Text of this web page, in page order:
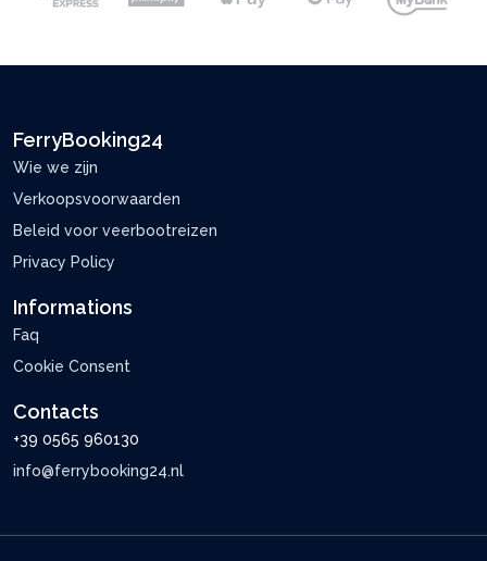
FerryBooking24
Wie we zijn
Verkoopsvoorwaarden
Beleid voor veerbootreizen
Privacy Policy
Informations
Faq
Cookie Consent
Contacts
+39 0565 960130
info@ferrybooking24.nl